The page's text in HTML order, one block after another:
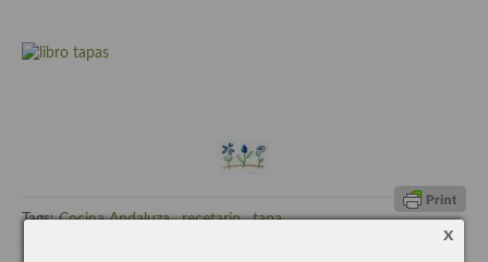
Arroces Y fideuás
Tags:Cocina Andaluza,recetario,tapa
x